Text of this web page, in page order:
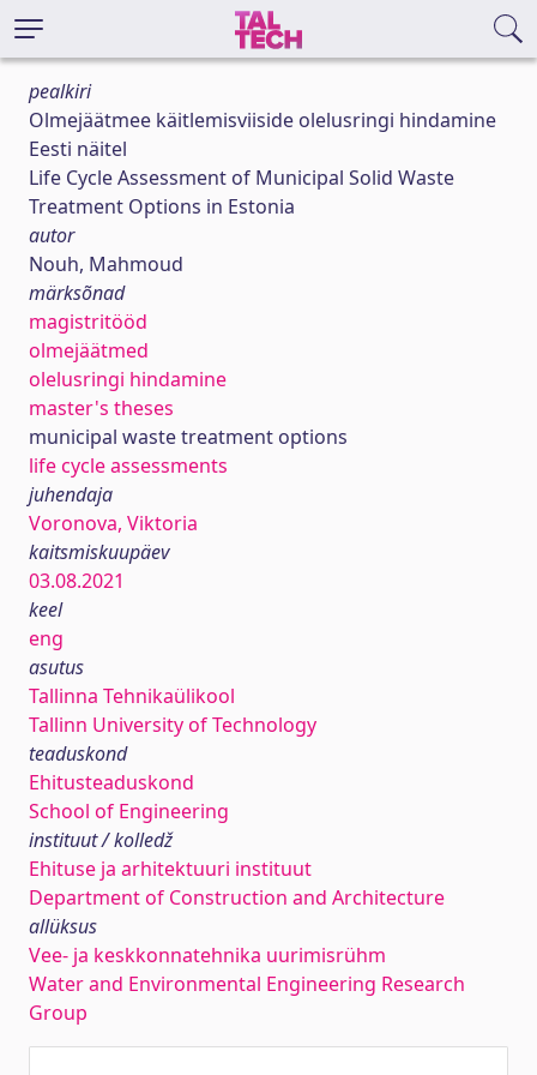
pealkiri
Olmejäätmee käitlemisviiside olelusringi hindamine
Eesti näitel
Life Cycle Assessment of Municipal Solid Waste
Treatment Options in Estonia
autor
Nouh, Mahmoud
märksõnad
magistritööd
olmejäätmed
olelusringi hindamine
master's theses
municipal waste treatment options
life cycle assessments
juhendaja
Voronova, Viktoria
kaitsmiskuupäev
03.08.2021
keel
eng
asutus
Tallinna Tehnikaülikool
Tallinn University of Technology
teaduskond
Ehitusteaduskond
School of Engineering
instituut / kolledž
Ehituse ja arhitektuuri instituut
Department of Construction and Architecture
allüksus
Vee- ja keskkonnatehnika uurimisrühm
Water and Environmental Engineering Research
Group